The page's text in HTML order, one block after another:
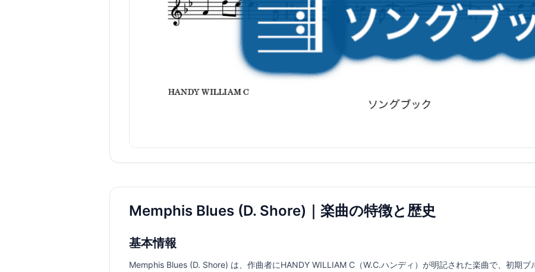
Memphis Blues (D. Shore)｜楽曲の特徴と歴史
基本情報
Memphis Blues (D. Shore) は、作曲者にHANDY WILLIAM C（W.C.ハンディ）が明記された楽曲で、初期ブ